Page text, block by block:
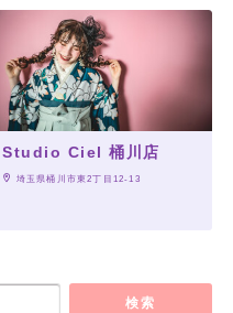
Studio Ciel 桶川店
埼玉県桶川市東2丁目12-13
検索